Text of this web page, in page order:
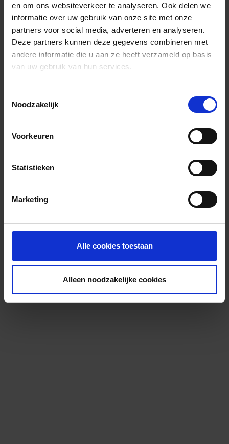
en om ons websiteverkeer te analyseren. Ook delen we
informatie over uw gebruik van onze site met onze
partners voor social media, adverteren en analyseren.
Deze partners kunnen deze gegevens combineren met
andere informatie die u aan ze heeft verzameld op basis
van uw gebruik van hun services.
Noodzakelijk
Voorkeuren
Statistieken
Marketing
Alle cookies toestaan
Alleen noodzakelijke cookies